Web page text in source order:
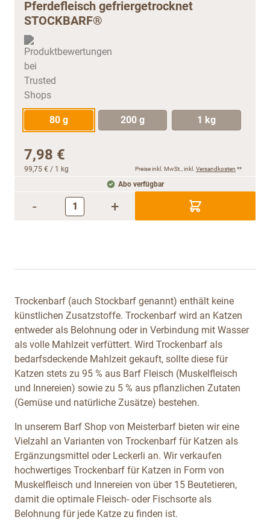
Pferdefleisch gefriergetrocknet
STOCKBARF®
80 g 200 g 1 kg
7,98 €
99,75 € / 1 kg Preise inkl. MwSt., inkl. Versandkosten **
Abo verfügbar
- +
Trockenbarf (auch Stockbarf genannt) enthält keine
künstlichen Zusatzstoffe. Trockenbarf wird an Katzen
entweder als Belohnung oder in Verbindung mit Wasser
als volle Mahlzeit verfüttert. Wird Trockenbarf als
bedarfsdeckende Mahlzeit gekauft, sollte diese für
Katzen stets zu 95 % aus Barf Fleisch (Muskelfleisch
und Innereien) sowie zu 5 % aus pflanzlichen Zutaten
(Gemüse und natürliche Zusätze) bestehen.
In unserem Barf Shop von Meisterbarf bieten wir eine
Vielzahl an Varianten von Trockenbarf für Katzen als
Ergänzungsmittel oder Leckerli an. Wir verkaufen
hochwertiges Trockenbarf für Katzen in Form von
Muskelfleisch und Innereien von über 15 Beutetieren,
damit die optimale Fleisch- oder Fischsorte als
Belohnung für jede Katze zu finden ist.